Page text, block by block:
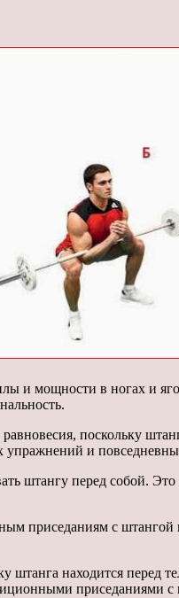
и мощности в ногах и
поскольку
упражнений и
штангу перед собой.
приседаниям с
находится перед
приседаниями с